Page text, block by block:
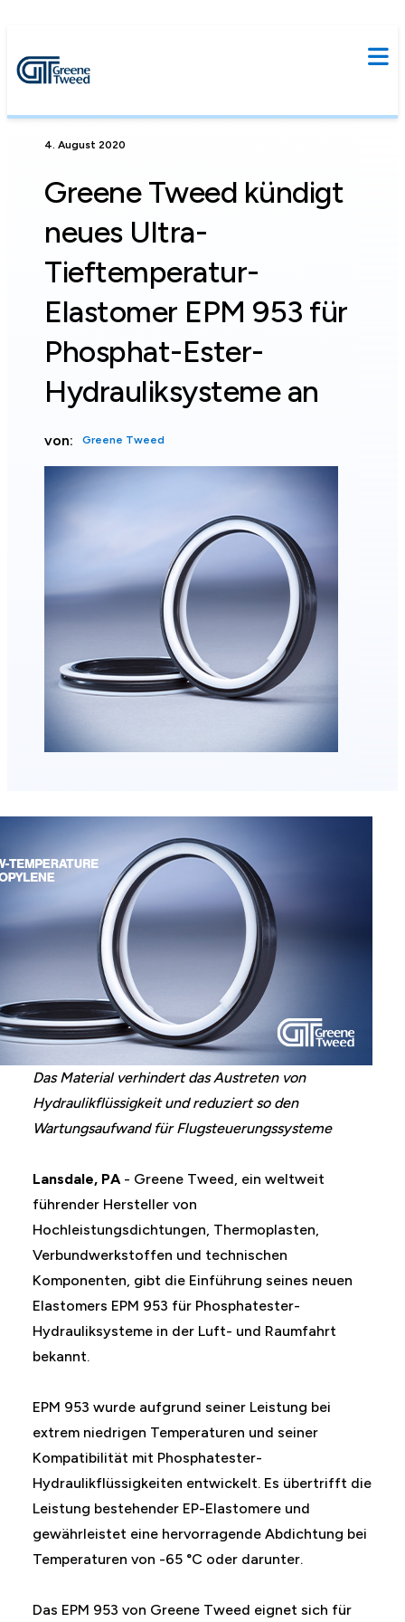
4. August 2020
Greene Tweed kündigt
neues Ultra-
Tieftemperatur-
Elastomer EPM 953 für
Phosphat-Ester-
Hydrauliksysteme an
von: Greene Tweed
Das Material verhindert das Austreten von
Hydraulikflüssigkeit und reduziert so den
Wartungsaufwand für Flugsteuerungssysteme
Lansdale, PA - Greene Tweed, ein weltweit
führender Hersteller von
Hochleistungsdichtungen, Thermoplasten,
Verbundwerkstoffen und technischen
Komponenten, gibt die Einführung seines neuen
Elastomers EPM 953 für Phosphatester-
Hydrauliksysteme in der Luft- und Raumfahrt
bekannt.
EPM 953 wurde aufgrund seiner Leistung bei
extrem niedrigen Temperaturen und seiner
Kompatibilität mit Phosphatester-
Hydraulikflüssigkeiten entwickelt. Es übertrifft die
Leistung bestehender EP-Elastomere und
gewährleistet eine hervorragende Abdichtung bei
Temperaturen von -65 °C oder darunter.
Das EPM 953 von Greene Tweed eignet sich für